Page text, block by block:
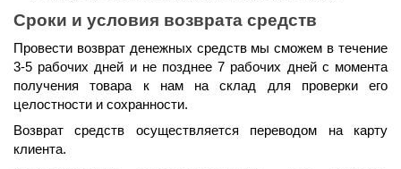
Сроки и условия возврата средств
Провести возврат денежных средств мы сможем в течение
3-5 рабочих дней и не позднее 7 рабочих дней с момента
получения товара к нам на склад для проверки его
целостности и сохранности.
Возврат средств осуществляется переводом на карту
клиента.